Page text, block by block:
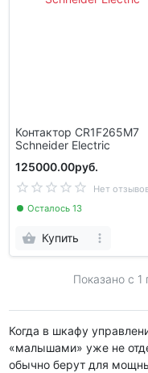
Контактор CR1F265M7
Schneider Electric
125000.00руб.
Нет
Осталось 13
Купить
Показано с 1
Когда в шкафу
«малышами» уже не
обычно берут для